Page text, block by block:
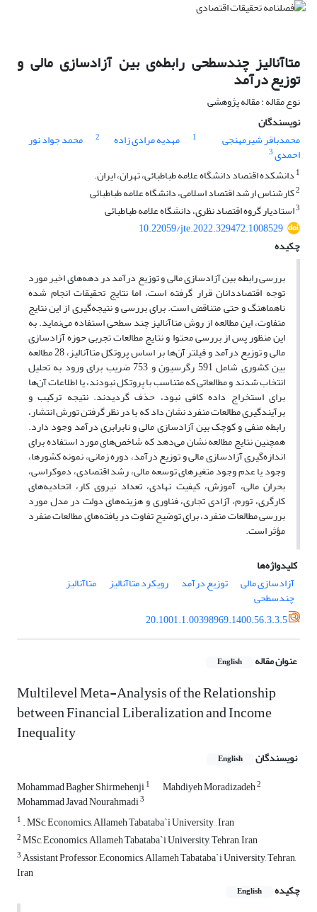
متاآنالیز چندسطحی رابطه‌ی بین آزادسازی مالی و
توزیع درآمد
نوع مقاله : مقاله پژوهشی
نویسندگان
محمدباقر شیرمهنجی
1 مهدیه مرادی زاده 2 محمد جواد نور
احمدی3
1 دانشکده اقتصاد دانشگاه علامه طباطبائی، تهران، ایران.
2کارشناس ارشد اقتصاد اسلامی، دانشگاه علامه طباطبائی
3استادیار گروه اقتصاد نظری، دانشگاه علامه طباطبائی
10.22059/jte.2022.329472.1008529
چکیده
بررسی رابطه بین آزادسازی مالی و توزیع درآمد در دهه‌های اخیر مورد
توجه اقتصاددانان قرار گرفته است، اما نتایج تحقیقات انجام شده
ناهماهنگ و حتی متناقض است. برای بررسی و نتیجه‌گیری از این نتایج
متفاوت، این مطالعه از روش متاآنالیز چند سطحی استفاده می‌نماید. به
این منظور پس از بررسی محتوا و نتایج مطالعات تجربی حوزه آزادسازی
مالی و توزیع درآمد و فیلتر آن‌ها بر اساس پروتکل متاآنالیز، 28 مطالعه
بین کشوری شامل 591 رگرسیون و 753 ضریب برای ورود به تحلیل
انتخاب شدند و مطالعاتی که متناسب با پروتکل نبودند، یا اطلاعات آن‌ها
برای استخراج داده کافی نبود، حذف گردیدند. نتیجه ترکیب و
برآیندگیری مطالعات منفرد نشان داد که با در نظر گرفتن تورش انتشار،
رابطه منفی و کوچک بین آزادسازی مالی و نابرابری درآمد وجود دارد.
همچنین نتایج مطالعه نشان می‌دهد که شاخص‌های مورد استفاده برای
اندازه‌گیری آزادسازی مالی و توزیع درآمد، دوره زمانی، نمونه کشورها،
وجود یا عدم وجود متغیرهای توسعه مالی، رشد اقتصادی، دموکراسی،
بحران مالی، آموزش، کیفیت نهادی، تعداد نیروی کار، اتحادیه‌های
کارگری، تورم، آزادی تجاری، فناوری و هزینه‌های دولت در مدل مورد
بررسی مطالعات منفرد، برای توضیح تفاوت در یافته‌های مطالعات منفرد
مؤثر است.
کلیدواژه‌ها
آزادسازی مالی
توزیع درآمد رویکرد متاآنالیز متاآنالیز
چندسطحی
20.1001.1.00398969.1400.56.3.3.5
عنوان مقاله English
Multilevel Meta-Analysis of the Relationship
between Financial Liberalization and Income
Inequality
نویسندگان English
Mohammad Bagher Shirmehenji1 Mahdiyeh Moradizadeh2
Mohammad Javad Nourahmadi3
1 . MSc, Economics, Allameh Tabataba`i University, , Iran
2MSc, Economics, Allameh Tabataba`i University, Tehran, Iran
3Assistant Professor, Economics, Allameh Tabataba`i University, Tehran,
Iran
چکیده
English